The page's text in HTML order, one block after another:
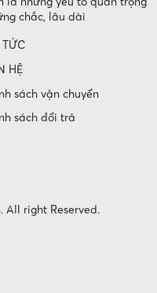
chắc, lâu dài
HỆ
sách vận chuyển
sách đổi trả
All right Reserved.